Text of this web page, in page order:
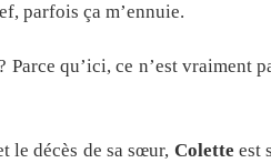
parfois ça m’ennuie.
Parce qu’ici, ce n’est vraiment
le décès de sa sœur, Colette est